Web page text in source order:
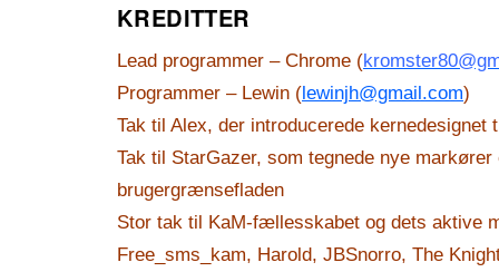
KREDITTER
Lead programmer – Chrome (
Programmer – Lewin (lewinjh@gmail.com)
Tak til Alex, der introducerede kernedesignet
Tak til StarGazer, som tegnede nye
brugergrænsefladen
Stor tak til KaM-fællesskabet og dets aktive
Free_sms_kam, Harold, JBSnorro, The